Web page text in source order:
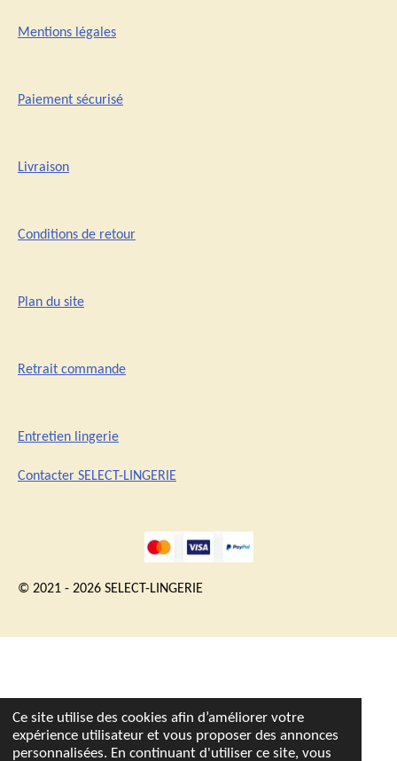
Ce site utilise des cookies afin d’améliorer votre
expérience utilisateur et vous proposer des annonces
personnalisées. En continuant d'utiliser ce site, vous
Mentions légales
Paiement sécurisé
Livraison
Conditions de retour
Plan du site
Retrait commande
Entretien lingerie
Contacter SELECT-LINGERIE
© 2021 - 2026 SELECT-LINGERIE